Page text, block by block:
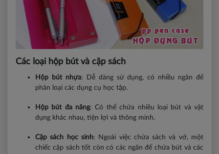
Các loại hộp bút và cặp sách
Hộp bút nhựa: Dễ dàng sử dụng, có nhiều ngăn để
phân loại các dụng cụ học tập.
Hộp bút đa năng: Có thể chứa nhiều loại bút và vật
dụng khác nhau, tiện lợi và thông minh.
Cặp sách học sinh: Ngoài việc chứa sách và vở, một
chiếc cặp sách tốt còn có các ngăn để chứa bút và các